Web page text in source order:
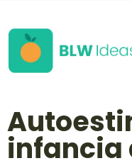
infancia